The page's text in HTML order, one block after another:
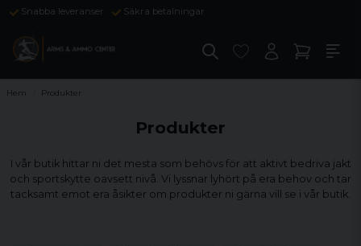
Snabba leveranser Säkra betalningar
Hem Produkter
Produkter
I vår butik hittar ni det mesta som behövs för att aktivt bedriva jakt
och sportskytte oavsett nivå. Vi lyssnar lyhört på era behov och tar
tacksamt emot era åsikter om produkter ni gärna vill se i vår butik.